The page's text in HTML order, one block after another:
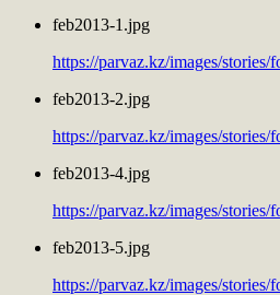
feb2013-1.jpg
https://parvaz.kz/images/
feb2013-2.jpg
https://parvaz.kz/images/
feb2013-4.jpg
https://parvaz.kz/images/
feb2013-5.jpg
https://parvaz.kz/images/